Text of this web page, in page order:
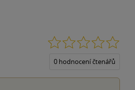
0 hodnocení čtenářů